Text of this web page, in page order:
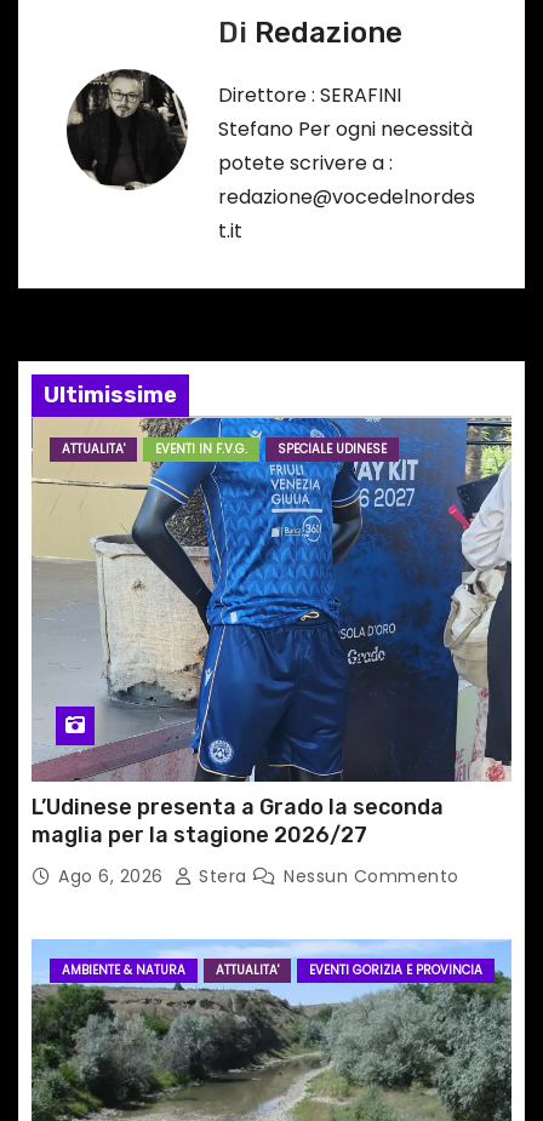
n
a
r
t
c
o
i
Di Redazione
Direttore : SERAFINI
Stefano Per ogni necessità
potete scrivere a :
redazione@vocedelnordes
t.it
Ultimissime
ATTUALITA' EVENTI IN F.V.G. SPECIALE UDINESE
L’Udinese presenta a Grado la seconda
maglia per la stagione 2026/27
Ago 6, 2026 Stera Nessun Commento
AMBIENTE & NATURA ATTUALITA' EVENTI GORIZIA E PROVINCIA